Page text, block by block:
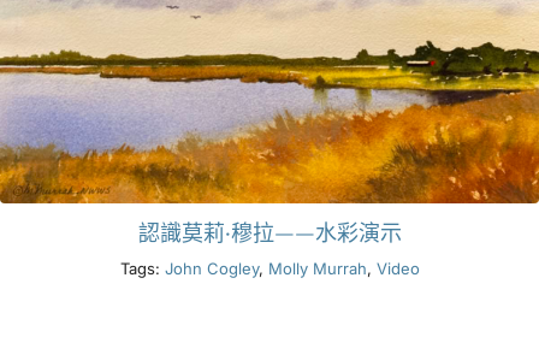
認識莫莉·穆拉——水彩演示
Tags: John Cogley, Molly Murrah, Video